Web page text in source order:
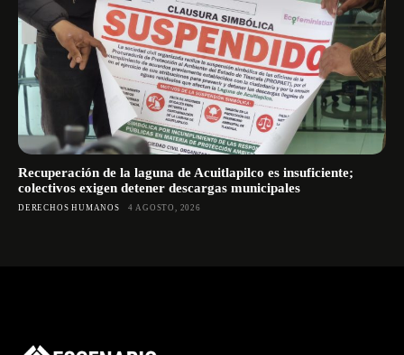
Recuperación de la laguna de Acuitlapilco es insuficiente;
colectivos exigen detener descargas municipales
DERECHOS HUMANOS 4 AGOSTO, 2026